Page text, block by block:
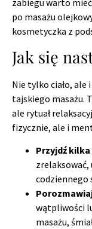
po masażu
kosmetyczka z
Jak się
Nie tylko ciało, ale
tajskiego masażu.
ale rytuał
fizycznie, ale i
Przyjdź
zrelaksować,
codziennego
wątpliwości
masażu,